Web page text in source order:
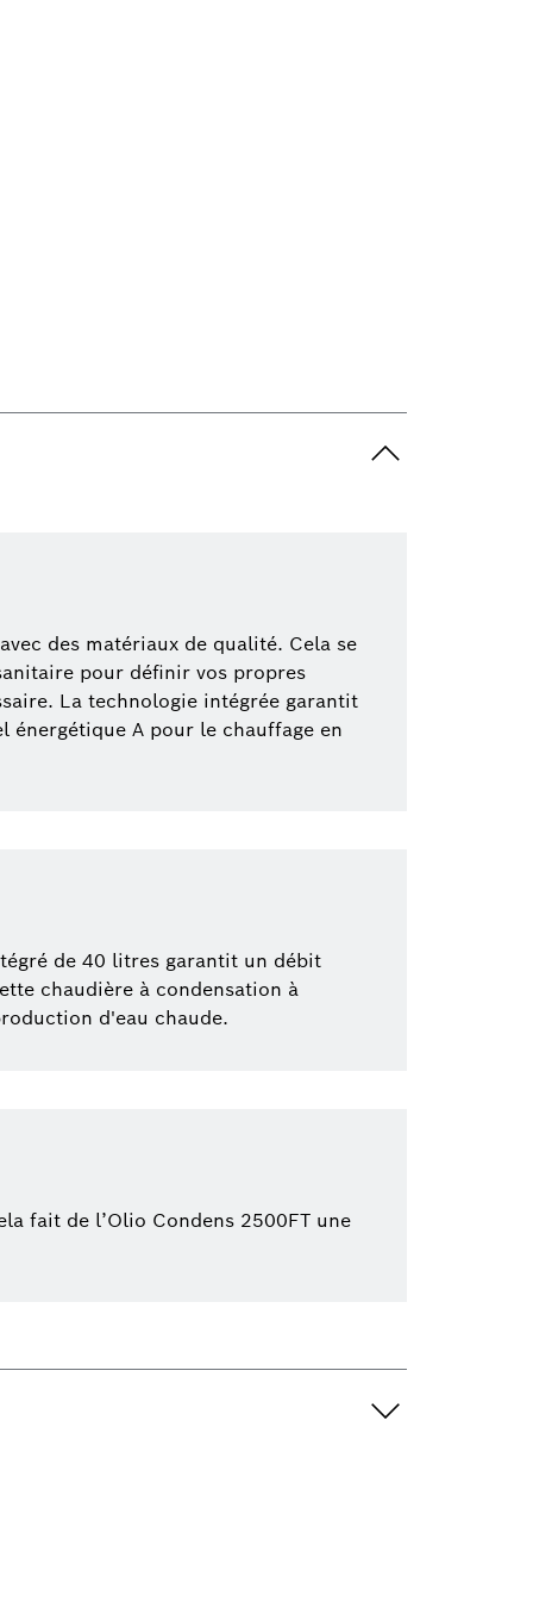
des matériaux de qualité. Cela se
pour définir vos propres
La technologie intégrée garantit
énergétique A pour le chauffage en
de 40 litres garantit un débit
chaudière à condensation à
d'eau chaude.
fait de l’Olio Condens 2500FT une